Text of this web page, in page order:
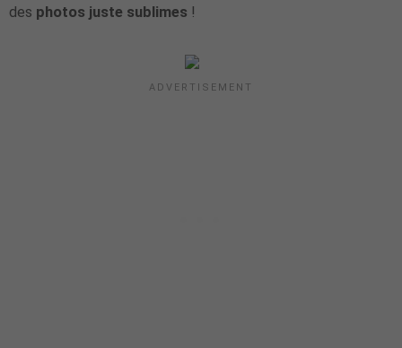
des photos juste sublimes !